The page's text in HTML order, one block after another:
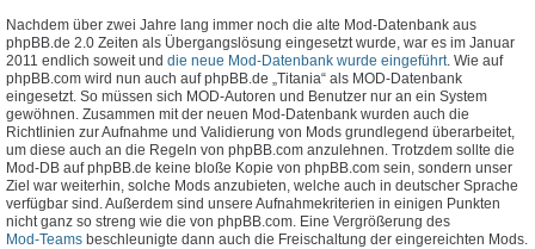
Nachdem über zwei Jahre lang immer noch die alte Mod-Datenbank aus
phpBB.de 2.0 Zeiten als Übergangslösung eingesetzt wurde, war es im Januar
2011 endlich soweit und die neue Mod-Datenbank wurde eingeführt. Wie auf
phpBB.com wird nun auch auf phpBB.de „Titania“ als MOD-Datenbank
eingesetzt. So müssen sich MOD-Autoren und Benutzer nur an ein System
gewöhnen. Zusammen mit der neuen Mod-Datenbank wurden auch die
Richtlinien zur Aufnahme und Validierung von Mods grundlegend überarbeitet,
um diese auch an die Regeln von phpBB.com anzulehnen. Trotzdem sollte die
Mod-DB auf phpBB.de keine bloße Kopie von phpBB.com sein, sondern unser
Ziel war weiterhin, solche Mods anzubieten, welche auch in deutscher Sprache
verfügbar sind. Außerdem sind unsere Aufnahmekriterien in einigen Punkten
nicht ganz so streng wie die von phpBB.com. Eine Vergrößerung des
Mod-Teams beschleunigte dann auch die Freischaltung der eingereichten Mods.